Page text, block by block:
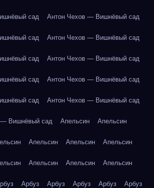
сад Антон Чехов — Вишнёвый сад
сад Антон Чехов — Вишнёвый сад
сад Антон Чехов — Вишнёвый сад
сад Антон Чехов — Вишнёвый сад
сад Антон Чехов — Вишнёвый сад
— Вишнёвый сад Апельсин Апельсин
Апельсин Апельсин Апельсин
Апельсин Апельсин Апельсин
Арбуз Арбуз Арбуз Арбуз Арбуз